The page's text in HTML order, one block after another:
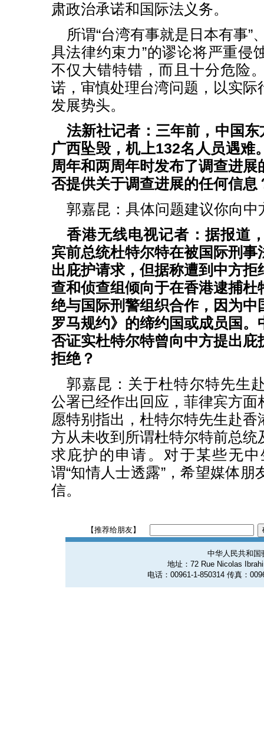
肃政治承诺和国际法义务。
所谓“台湾有事就是日本有事”
具法律约束力”的谬论将严重侵
不仅大错特错，而且十分危险
诺，审慎处理台湾问题，以实际
发展势头。
法新社记者：三年前，中国
广西坠毁，机上132名人员遇难
周年和两周年时发布了调查进
否提供关于调查进展的任何信息
郭嘉昆：具体问题建议你向中
香港无线电视记者：据报道
宾前总统杜特尔特在被国际刑事
出庇护请求，但据称遭到中方拒
查和侦查组倾向于在香港逮捕杜
绝与国际刑警组织合作，因为中
罗马规约》的缔约国或成员国。
否证实杜特尔特曾向中方提出庇
拒绝？
郭嘉昆：关于杜特尔特先生
公署已经作出回应，菲律宾方面
愿特别指出，杜特尔特先生赴
方从未收到所谓杜特尔特前总统
求庇护的申请。对于某些无
谓“知情人士透露”，希望媒体
信。
【推荐给朋友】
中华人民共和国
地址：72 Rue Nicolas
电话：00961-1-850314 传真：